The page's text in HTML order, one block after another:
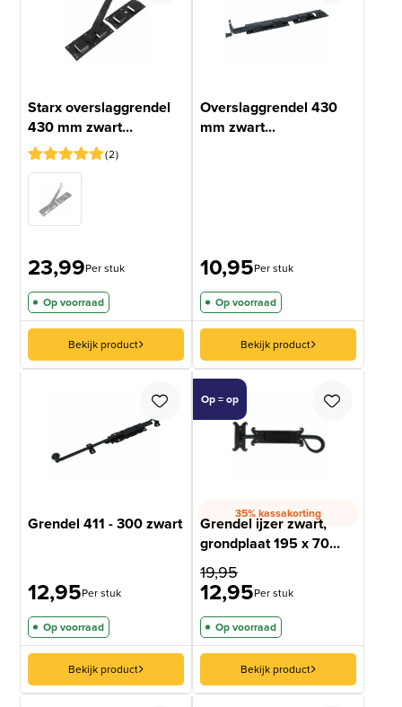
Starx overslaggrendel
430 mm zwart...
Gewaardeerd
op 5
gebaseerd
op
2
2
23,99Per stuk
Op voorraad
Bekijk product
Overslaggrendel 430
mm zwart...
10,95Per stuk
Op voorraad
Bekijk product
Grendel 411 - 300 zwart
12,95Per stuk
Op voorraad
Bekijk product
Op = op
35% kassakorting
Grendel ijzer zwart,
grondplaat 195 x 70...
19,95
12,95Per stuk
Op voorraad
Bekijk product